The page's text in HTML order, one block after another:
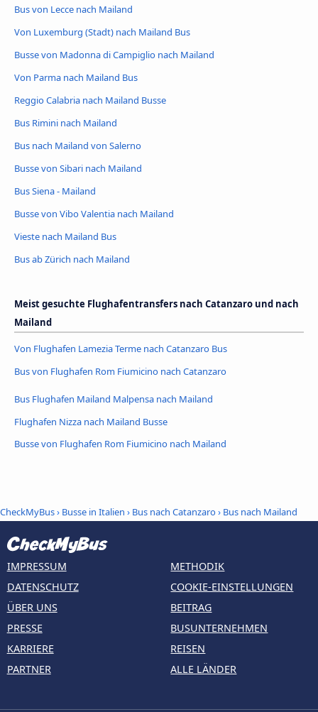
Bus von Lecce nach Mailand
Von Luxemburg (Stadt) nach Mailand Bus
Busse von Madonna di Campiglio nach Mailand
Von Parma nach Mailand Bus
Reggio Calabria nach Mailand Busse
Bus Rimini nach Mailand
Bus nach Mailand von Salerno
Busse von Sibari nach Mailand
Bus Siena - Mailand
Busse von Vibo Valentia nach Mailand
Vieste nach Mailand Bus
Bus ab Zürich nach Mailand
Meist gesuchte Flughafentransfers nach Catanzaro und nach
Mailand
Von Flughafen Lamezia Terme nach Catanzaro Bus
Bus von Flughafen Rom Fiumicino nach Catanzaro
Bus Flughafen Mailand Malpensa nach Mailand
Flughafen Nizza nach Mailand Busse
Busse von Flughafen Rom Fiumicino nach Mailand
CheckMyBus› Busse in Italien › Bus nach Catanzaro› Bus nach Mailand
IMPRESSUM
DATENSCHUTZ
ÜBER UNS
PRESSE
KARRIERE
PARTNER
METHODIK
COOKIE-EINSTELLUNGEN
BEITRAG
BUSUNTERNEHMEN
REISEN
ALLE LÄNDER